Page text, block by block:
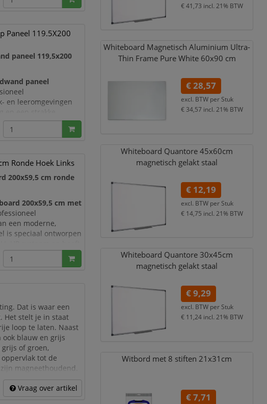
Paneel 119.5X200
paneel 119,5x200
paneel
en leeromgevingen
en een strakke
ontwerp kunt u
met elkaar combineren
Ronde Hoek Links
200x59,5 cm ronde
200x59,5 cm met
een moderne,
is speciaal ontworpen
Daardoor is het ideaal
Dat is waar een
Het stelt je in staat
loop te laten. Naast
blauw en grijs
of groen,
tot de
magneethoudend.
Vraag over artikel
€ 41,73 incl. 21% BTW
Whiteboard Magnetisch Aluminium Ultra-
Thin Frame Pure White 60x90 cm
€ 28,57
excl. BTW per Stuk
€ 34,57 incl. 21% BTW
Whiteboard Quantore 45x60cm
magnetisch gelakt staal
€ 12,19
excl. BTW per Stuk
€ 14,75 incl. 21% BTW
Whiteboard Quantore 30x45cm
magnetisch gelakt staal
€ 9,29
excl. BTW per Stuk
€ 11,24 incl. 21% BTW
Witbord met 8 stiften 21x31cm
€ 7,71